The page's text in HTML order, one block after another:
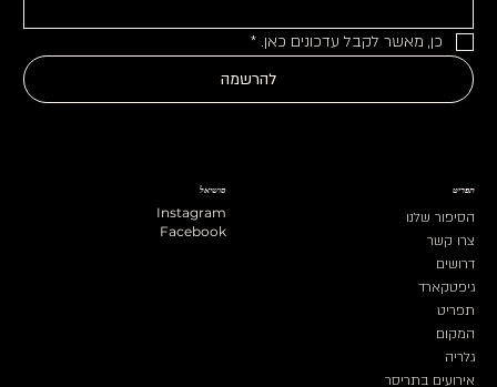
כן, מאשר לקבל עדכונים כאן. *
להרשמה
תפריט
הסיפור שלנו
צרו קשר
דרושים
גיפטקארד
תפריט
המקום
גלריה
אירועים בתריסר
סושיאל
Instagram
Facebook